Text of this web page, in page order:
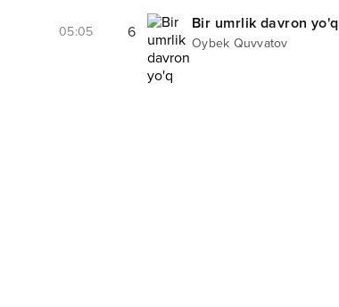
05:05 6 Bir umrlik davron yo'q
Oybek Quvvatov